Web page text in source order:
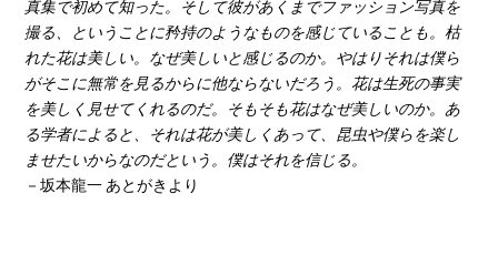
真集で初めて知った。そして彼があくまでファッション写真を
撮る、ということに矜持のようなものを感じていることも。枯
れた花は美しい。なぜ美しいと感じるのか。やはりそれは僕ら
がそこに無常を見るからに他ならないだろう。花は生死の事実
を美しく見せてくれるのだ。そもそも花はなぜ美しいのか。あ
る学者によると、それは花が美しくあって、昆虫や僕らを楽し
ませたいからなのだという。僕はそれを信じる。
－坂本龍一 あとがきより